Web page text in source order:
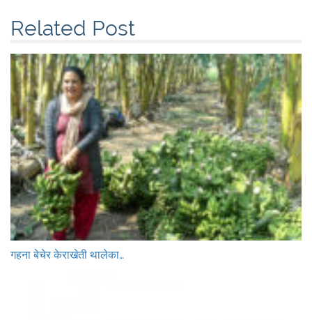
Related Post
गहना बेचेर केराखेती थालेका…